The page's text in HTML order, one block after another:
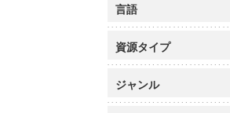
言語
資源タイプ
ジャンル